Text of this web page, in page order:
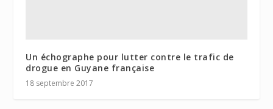
Un échographe pour lutter contre le trafic de
drogue en Guyane française
18 septembre 2017